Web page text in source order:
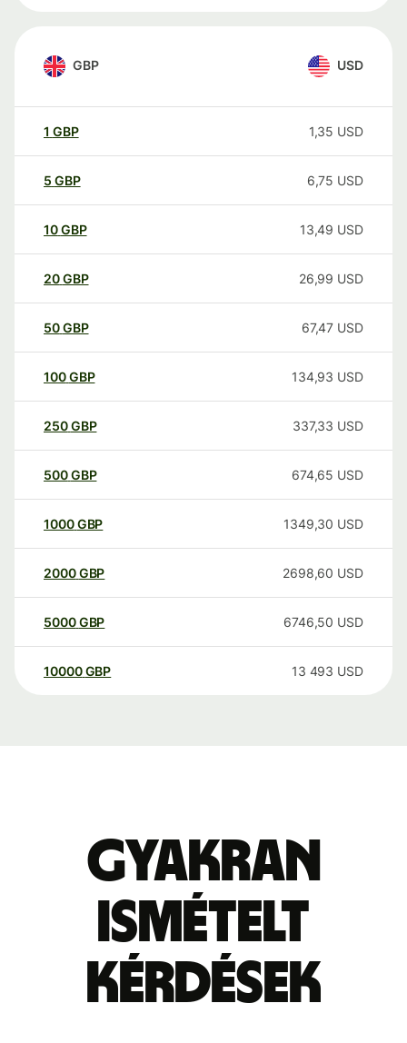
GBP USD
1 GBP 1,35 USD
5 GBP 6,75 USD
10GBP 13,49 USD
20GBP 26,99 USD
50GBP 67,47 USD
100GBP 134,93 USD
250GBP 337,33 USD
500GBP 674,65 USD
1000GBP 1349,30 USD
2000GBP 2698,60 USD
5000GBP 6746,50 USD
10000 GBP 13 493 USD
Gyakran
ismételt
kérdések